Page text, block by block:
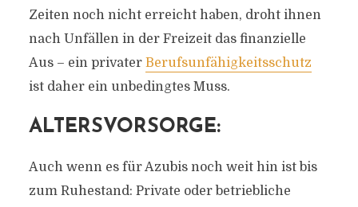
Zeiten noch nicht erreicht haben, droht ihnen
nach Unfällen in der Freizeit das finanzielle
Aus – ein privater Berufsunfähigkeitsschutz
ist daher ein unbedingtes Muss.
ALTERSVORSORGE:
Auch wenn es für Azubis noch weit hin ist bis
zum Ruhestand: Private oder betriebliche